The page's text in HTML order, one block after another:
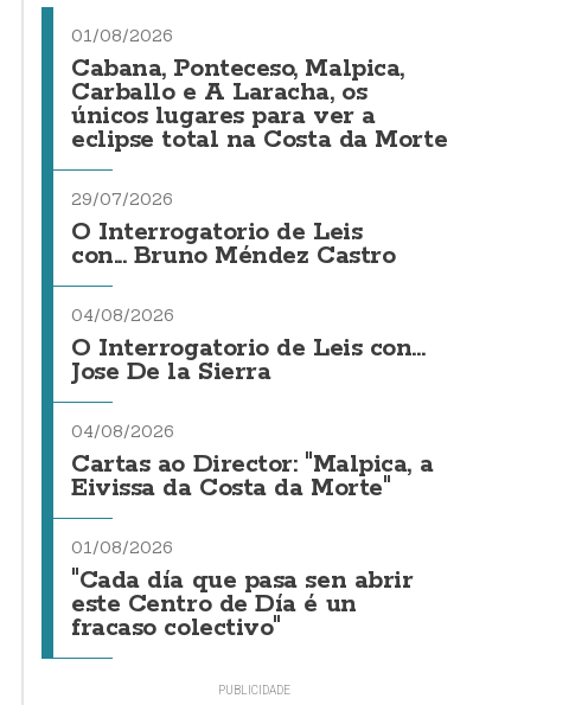
01/08/2026
Cabana, Ponteceso, Malpica,
Carballo e A Laracha, os
únicos lugares para ver a
eclipse total na Costa da Morte
29/07/2026
O Interrogatorio de Leis
con... Bruno Méndez Castro
04/08/2026
O Interrogatorio de Leis con...
Jose De la Sierra
04/08/2026
Cartas ao Director: "Malpica, a
Eivissa da Costa da Morte"
01/08/2026
"Cada día que pasa sen abrir
este Centro de Día é un
fracaso colectivo"